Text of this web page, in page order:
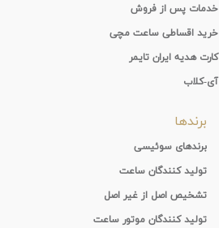
خدمات پس از فروش
خرید اقساطی ساعت مچی
کارت هدیه ایران تایمر
آی-کلاب
برندها
برندهای سوئیسی
تولید کنندگان ساعت
تشخیص اصل از غیر اصل
تولید کنندگان موتور ساعت